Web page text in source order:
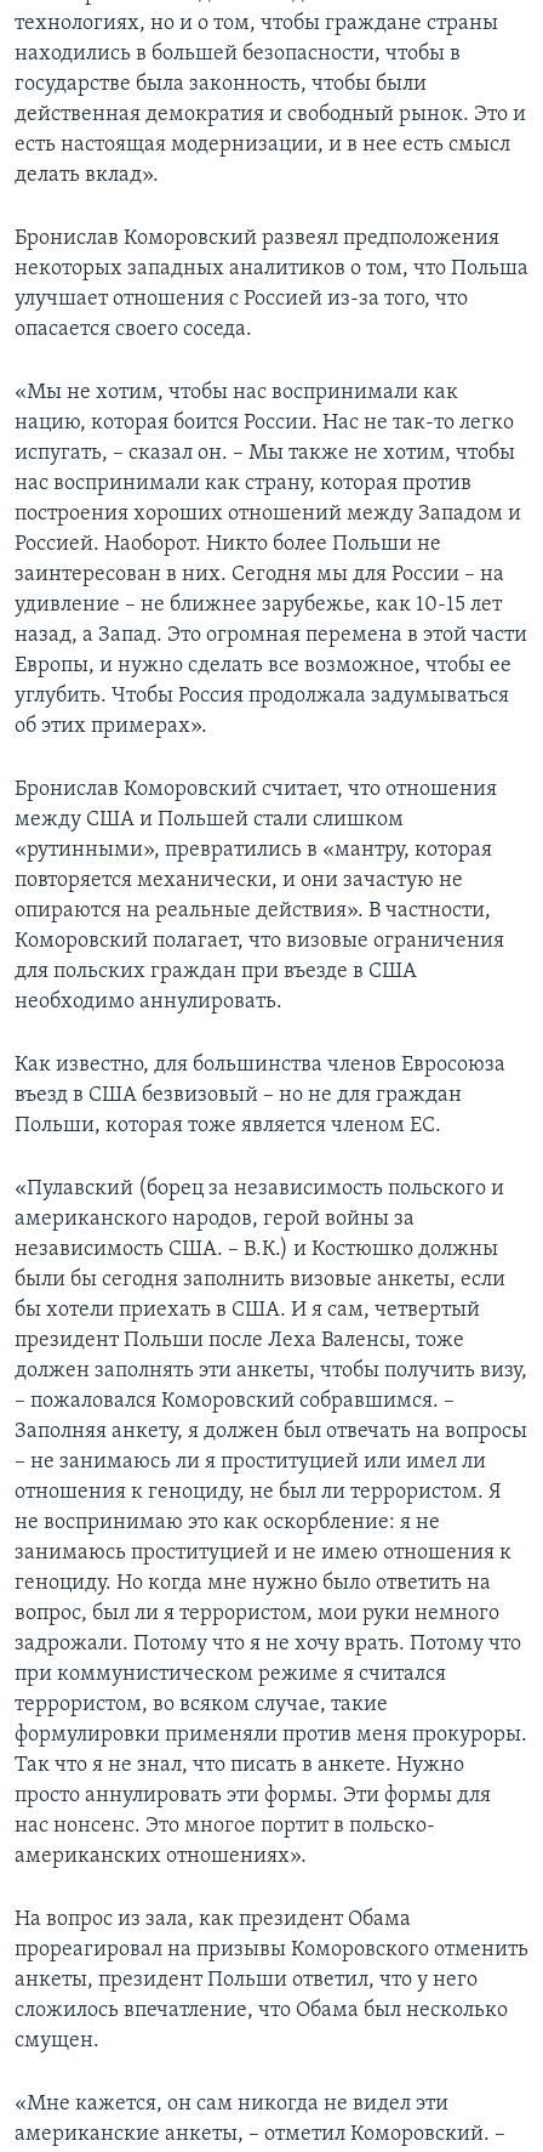
технологиях, но и о том, чтобы граждане страны
находились в большей безопасности, чтобы в
государстве была законность, чтобы были
действенная демократия и свободный рынок. Это и
есть настоящая модернизации, и в нее есть смысл
делать вклад».
Бронислав Коморовский развеял предположения
некоторых западных аналитиков о том, что Польша
улучшает отношения с Россией из-за того, что
опасается своего соседа.
«Мы не хотим, чтобы нас воспринимали как
нацию, которая боится России. Нас не так-то легко
испугать, – сказал он. – Мы также не хотим, чтобы
нас воспринимали как страну, которая против
построения хороших отношений между Западом и
Россией. Наоборот. Никто более Польши не
заинтересован в них. Сегодня мы для России – на
удивление – не ближнее зарубежье, как 10-15 лет
назад, а Запад. Это огромная перемена в этой части
Европы, и нужно сделать все возможное, чтобы ее
углубить. Чтобы Россия продолжала задумываться
об этих примерах».
Бронислав Коморовский считает, что отношения
между США и Польшей стали слишком
«рутинными», превратились в «мантру, которая
повторяется механически, и они зачастую не
опираются на реальные действия». В частности,
Коморовский полагает, что визовые ограничения
для польских граждан при въезде в США
необходимо аннулировать.
Как известно, для большинства членов Евросоюза
въезд в США безвизовый – но не для граждан
Польши, которая тоже является членом ЕС.
«Пулавский (борец за независимость польского и
американского народов, герой войны за
независимость США. – В.К.) и Костюшко должны
были бы сегодня заполнить визовые анкеты, если
бы хотели приехать в США. И я сам, четвертый
президент Польши после Леха Валенсы, тоже
должен заполнять эти анкеты, чтобы получить визу,
– пожаловался Коморовский собравшимся. –
Заполняя анкету, я должен был отвечать на вопросы
– не занимаюсь ли я проституцией или имел ли
отношения к геноциду, не был ли террористом. Я
не воспринимаю это как оскорбление: я не
занимаюсь проституцией и не имею отношения к
геноциду. Но когда мне нужно было ответить на
вопрос, был ли я террористом, мои руки немного
задрожали. Потому что я не хочу врать. Потому что
при коммунистическом режиме я считался
террористом, во всяком случае, такие
формулировки применяли против меня прокуроры.
Так что я не знал, что писать в анкете. Нужно
просто аннулировать эти формы. Эти формы для
нас нонсенс. Это многое портит в польско-
американских отношениях».
На вопрос из зала, как президент Обама
прореагировал на призывы Коморовского отменить
анкеты, президент Польши ответил, что у него
сложилось впечатление, что Обама был несколько
смущен.
«Мне кажется, он сам никогда не видел эти
американские анкеты, – отметил Коморовский. –